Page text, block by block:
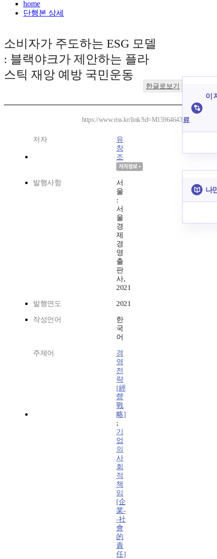
home
단행본 상세
소비자가 주도하는 ESG 모델
: 블랙야크가 제안하는 플라
스틱 재앙 예방 국민운동
한글로보기
https://www.riss.kr/link?id=M15964643
저자
유
창
조
발행사항
서
울
:
서
울
경
제
경
영
출
판
사,
2021
발행연도 2021
작성언어
한
국
어
주제어
경
영
전
략
[經
營
戰
略]
;
기
업
의
사
회
적
책
임
[企
業-
-社
會
的
責
任]
이
료
나